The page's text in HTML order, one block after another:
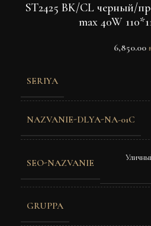
ST2425 BK/CL черный/
max 40W
6,850.00
SERIYA
NAZVANIE-DLYA-NA-01C
SEO-NAZVANIE
GRUPPA